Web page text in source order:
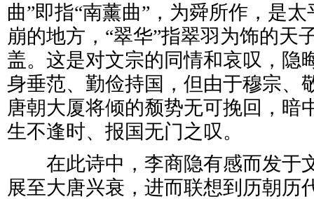
曲”即指“南薰曲”，为舜所作，是
崩的地方，“翠华”指翠羽为饰的天
盖。这是对文宗的同情和哀叹，隐
身垂范、勤俭持国，但由于穆宗、
唐朝大厦将倾的颓势无可挽回，暗
生不逢时、报国无门之叹。
在此诗中，李商隐有感而发于
展至大唐兴衰，进而联想到历朝历